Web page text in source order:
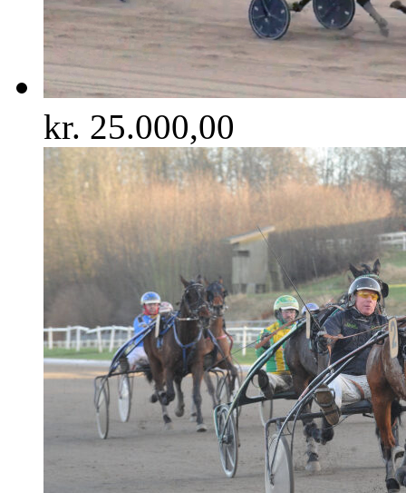
kr. 25.000,00